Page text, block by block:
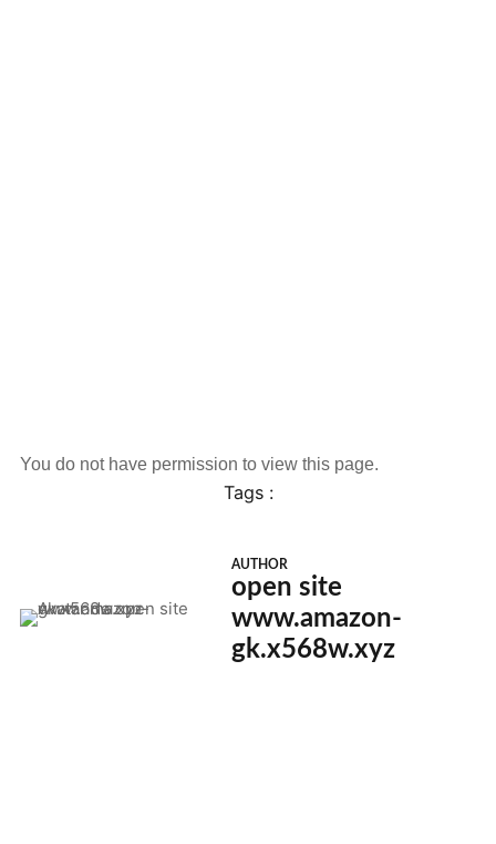
You do not have permission to view this page.
Tags :
AUTHOR
open site
www.amazon-
gk.x568w.xyz